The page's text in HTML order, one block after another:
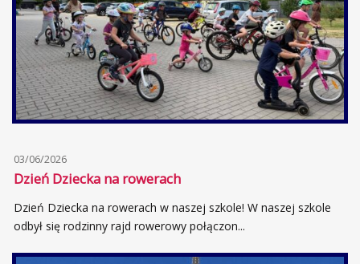
03/06/2026
Dzień Dziecka na rowerach
Dzień Dziecka na rowerach w naszej szkole! W naszej szkole
odbył się rodzinny rajd rowerowy połączon...